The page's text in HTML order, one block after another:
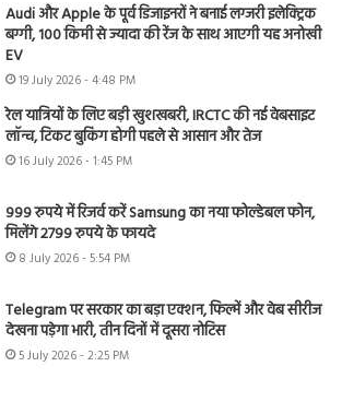
Audi और Apple के पूर्व डिजाइनरों ने बनाई लग्जरी इलेक्ट्रिक
बग्गी, 100 किमी से ज्यादा की रेंज के साथ आएगी यह अनोखी
EV
19 July 2026 - 4:48 PM
रेल यात्रियों के लिए बड़ी खुशखबरी, IRCTC की नई वेबसाइट
लॉन्च, टिकट बुकिंग होगी पहले से आसान और तेज
16 July 2026 - 1:45 PM
999 रुपये में रिजर्व करें Samsung का नया फोल्डेबल फोन,
मिलेंगे 2799 रुपये के फायदे
8 July 2026 - 5:54 PM
Telegram पर सरकार का बड़ा एक्शन, फिल्में और वेब सीरीज
देखना पड़ेगा भारी, तीन दिनों में दूसरा नोटिस
5 July 2026 - 2:25 PM